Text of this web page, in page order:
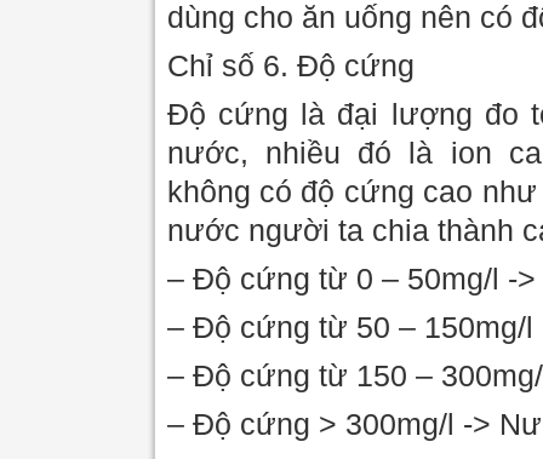
dùng cho ăn uống nên có
Chỉ số 6. Độ cứng
Độ cứng là đại lượng đo
nước, nhiều đó là ion
không có độ cứng cao
nước người ta chia thành
– Độ cứng từ 0 – 50mg/l -
– Độ cứng từ 50 – 150mg/
– Độ cứng từ 150 –
– Độ cứng > 300mg/l ->